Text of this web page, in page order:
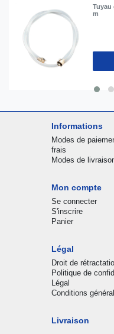
Tuyau
m
Informations
Modes de
frais
Modes de
Mon compte
Se connecter
S'inscrire
Panier
Légal
Droit de
Politique de
Légal
Conditions
Livraison